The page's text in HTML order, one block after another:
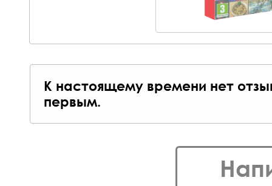
К настоящему времени нет
первым.